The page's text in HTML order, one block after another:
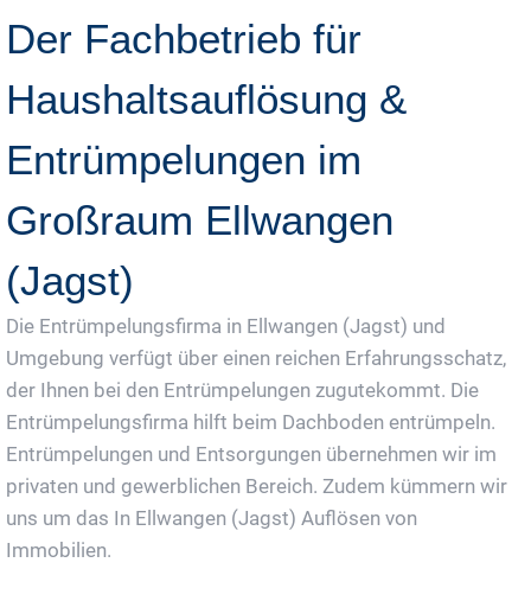
Der Fachbetrieb für
Haushaltsauflösung &
Entrümpelungen im
Großraum Ellwangen
(Jagst)
Die Entrümpelungsfirma in Ellwangen (Jagst) und
Umgebung verfügt über einen reichen Erfahrungsschatz,
der Ihnen bei den Entrümpelungen zugutekommt. Die
Entrümpelungsfirma hilft beim Dachboden entrümpeln.
Entrümpelungen und Entsorgungen übernehmen wir im
privaten und gewerblichen Bereich. Zudem kümmern wir
uns um das In Ellwangen (Jagst) Auflösen von
Immobilien.